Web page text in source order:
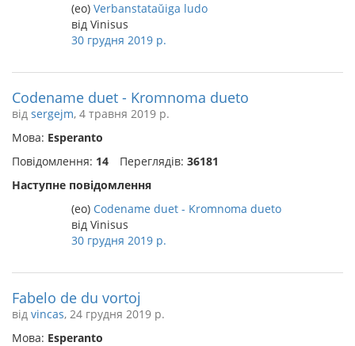
(eo) Verbanstataŭiga ludo
від Vinisus
30 грудня 2019 р.
Codename duet - Kromnoma dueto
від sergejm, 4 травня 2019 р.
Мова: Esperanto
Повідомлення: 14 Переглядів: 36181
Наступне повідомлення
(eo) Codename duet - Kromnoma dueto
від Vinisus
30 грудня 2019 р.
Fabelo de du vortoj
від vincas, 24 грудня 2019 р.
Мова: Esperanto